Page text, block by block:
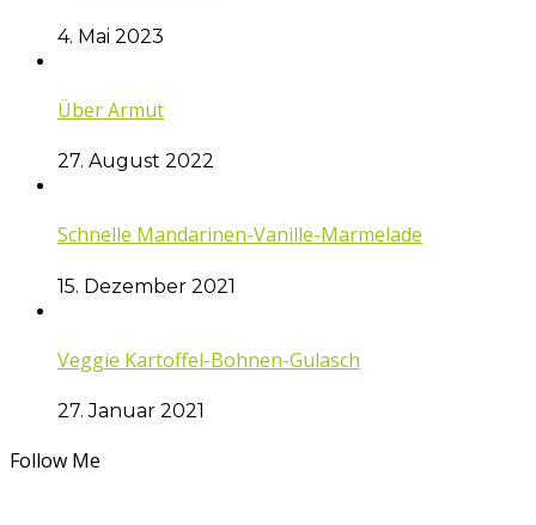
4. Mai 2023
Über Armut
27. August 2022
Schnelle Mandarinen-Vanille-Marmelade
15. Dezember 2021
Veggie Kartoffel-Bohnen-Gulasch
27. Januar 2021
Follow Me